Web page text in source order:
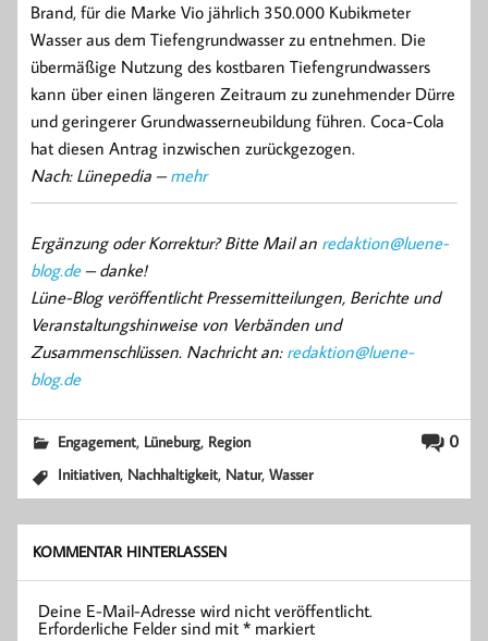
Brand, für die Marke Vio jährlich 350.000 Kubikmeter
Wasser aus dem Tiefengrundwasser zu entnehmen. Die
übermäßige Nutzung des kostbaren Tiefengrundwassers
kann über einen längeren Zeitraum zu zunehmender Dürre
und geringerer Grundwasserneubildung führen. Coca-Cola
hat diesen Antrag inzwischen zurückgezogen.
Nach: Lünepedia –mehr
Ergänzung oder Korrektur? Bitte Mail an redaktion@luene-
blog.de– danke!
Lüne-Blog veröffentlicht Pressemitteilungen, Berichte und
Veranstaltungshinweise von Verbänden und
Zusammenschlüssen. Nachricht an: redaktion@luene-
blog.de
0
Engagement, Lüneburg, Region
Initiativen, Nachhaltigkeit, Natur,Wasser
KOMMENTAR HINTERLASSEN
Deine E-Mail-Adresse wird nicht veröffentlicht.
Erforderliche Felder sind mit* markiert